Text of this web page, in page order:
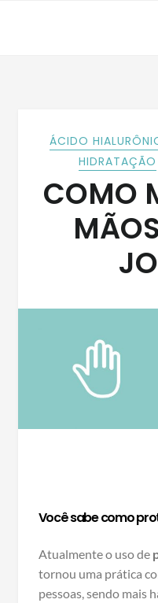
ÁCIDO
HIDRATAÇÃO
COMO
Você sabe como
Atualmente o uso de
tornou uma prática
pessoas, sendo mais